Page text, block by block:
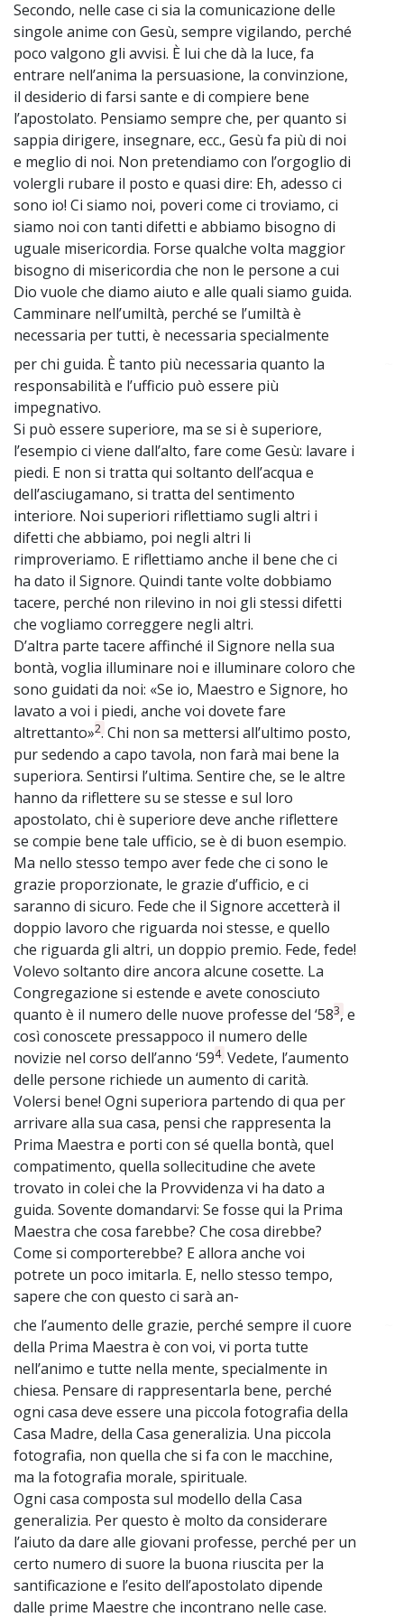
Secondo, nelle case ci sia la comunicazione delle
singole anime con Gesù, sempre vigilando, perché
poco valgono gli avvisi. È lui che dà la luce, fa
entrare nell’anima la persuasione, la convinzione,
il desiderio di farsi sante e di compiere bene
l’apostolato. Pensiamo sempre che, per quanto si
sappia dirigere, insegnare, ecc., Gesù fa più di noi
e meglio di noi. Non pretendiamo con l’orgoglio di
volergli rubare il posto e quasi dire: Eh, adesso ci
sono io! Ci siamo noi, poveri come ci troviamo, ci
siamo noi con tanti difetti e abbiamo bisogno di
uguale misericordia. Forse qualche volta maggior
bisogno di misericordia che non le persone a cui
Dio vuole che diamo aiuto e alle quali siamo guida.
Camminare nell’umiltà, perché se l’umiltà è
necessaria per tutti, è necessaria specialmente
per chi guida. È tanto più necessaria quanto la
responsabilità e l’ufficio può essere più
impegnativo.
Si può essere superiore, ma se si è superiore,
l’esempio ci viene dall’alto, fare come Gesù: lavare i
piedi. E non si tratta qui soltanto dell’acqua e
dell’asciugamano, si tratta del sentimento
interiore. Noi superiori riflettiamo sugli altri i
difetti che abbiamo, poi negli altri li
rimproveriamo. E riflettiamo anche il bene che ci
ha dato il Signore. Quindi tante volte dobbiamo
tacere, perché non rilevino in noi gli stessi difetti
che vogliamo correggere negli altri.
D’altra parte tacere affinché il Signore nella sua
bontà, voglia illuminare noi e illuminare coloro che
sono guidati da noi: «Se io, Maestro e Signore, ho
lavato a voi i piedi, anche voi dovete fare
altrettanto»2. Chi non sa mettersi all’ultimo posto,
pur sedendo a capo tavola, non farà mai bene la
superiora. Sentirsi l’ultima. Sentire che, se le altre
hanno da riflettere su se stesse e sul loro
apostolato, chi è superiore deve anche riflettere
se compie bene tale ufficio, se è di buon esempio.
Ma nello stesso tempo aver fede che ci sono le
grazie proporzionate, le grazie d’ufficio, e ci
saranno di sicuro. Fede che il Signore accetterà il
doppio lavoro che riguarda noi stesse, e quello
che riguarda gli altri, un doppio premio. Fede, fede!
Volevo soltanto dire ancora alcune cosette. La
Congregazione si estende e avete conosciuto
quanto è il numero delle nuove professe del ‘583, e
così conoscete pressappoco il numero delle
novizie nel corso dell’anno ‘594. Vedete, l’aumento
delle persone richiede un aumento di carità.
Volersi bene! Ogni superiora partendo di qua per
arrivare alla sua casa, pensi che rappresenta la
Prima Maestra e porti con sé quella bontà, quel
compatimento, quella sollecitudine che avete
trovato in colei che la Provvidenza vi ha dato a
guida. Sovente domandarvi: Se fosse qui la Prima
Maestra che cosa farebbe? Che cosa direbbe?
Come si comporterebbe? E allora anche voi
potrete un poco imitarla. E, nello stesso tempo,
sapere che con questo ci sarà an-
che l’aumento delle grazie, perché sempre il cuore
della Prima Maestra è con voi, vi porta tutte
nell’animo e tutte nella mente, specialmente in
chiesa. Pensare di rappresentarla bene, perché
ogni casa deve essere una piccola fotografia della
Casa Madre, della Casa generalizia. Una piccola
fotografia, non quella che si fa con le macchine,
ma la fotografia morale, spirituale.
Ogni casa composta sul modello della Casa
generalizia. Per questo è molto da considerare
l’aiuto da dare alle giovani professe, perché per un
certo numero di suore la buona riuscita per la
santificazione e l’esito dell’apostolato dipende
dalle prime Maestre che incontrano nelle case.